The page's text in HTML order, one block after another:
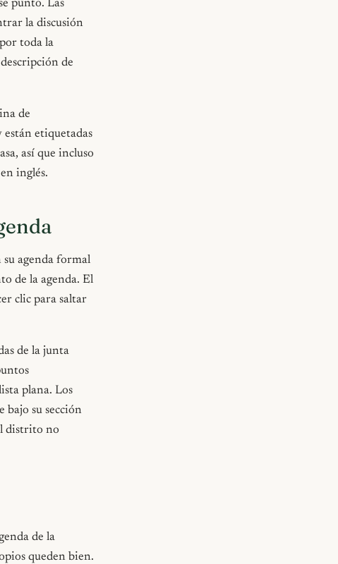
punto. Las
la discusión
toda la
de
de
etiquetadas
así que incluso
inglés.
agenda formal
de la agenda. El
clic para saltar
de la junta
plana. Los
bajo su sección
distrito no
de la
queden bien.